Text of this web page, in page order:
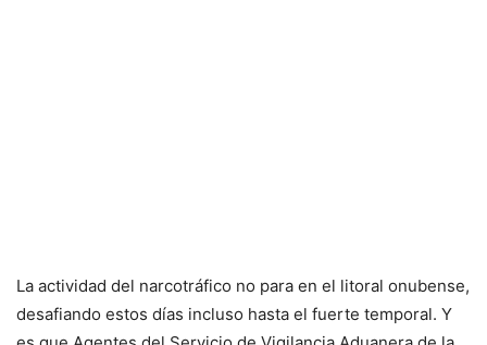
La actividad del narcotráfico no para en el litoral onubense,
desafiando estos días incluso hasta el fuerte temporal. Y